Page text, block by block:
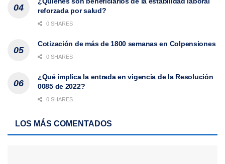
reforzada por salud?
0 SHARES
Cotización de más de 1800 semanas en Colpensiones
0 SHARES
¿Qué implica la entrada en vigencia de la Resolución
0085 de 2022?
0 SHARES
LOS MÁS COMENTADOS